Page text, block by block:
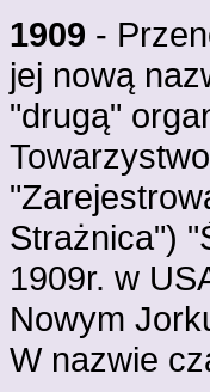
1909 -
jej nową
"drugą"
Strażnica")
1909r. w
Nowym
W nazwie